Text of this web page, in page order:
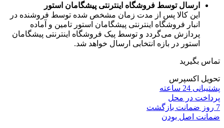
ارسال توسط فروشگاه اینترنتی پیشگامان استور
این کالا پس از مدت زمان مشخص شده توسط فروشنده در
انبار فروشگاه اینترنتی پیشگامان استور تامین و آماده
پردازش می‌گردد و توسط پیک فروشگاه اینترنتی پیشگامان
استور در بازه انتخابی ارسال خواهد شد.
تماس بگیرید
تحویل اکسپرس
پشتیبانی 24 ساعته
پرداخت در محل
7 روز ضمانت بازگشت
ضمانت اصل بودن